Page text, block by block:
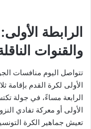
الرابطة
والقنوات
الأولى لكرة القدم بإقامة
الرابعة مساءً، في جولة
الأولى أو معركة تفادي
تعيش جماهير الكرة